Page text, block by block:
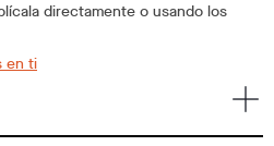
directamente o usando los
en ti